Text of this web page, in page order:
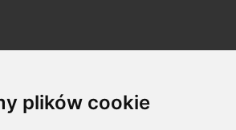
plików cookie